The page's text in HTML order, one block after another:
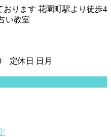
ります 花園町駅より徒歩4
い教室
定休日 日月